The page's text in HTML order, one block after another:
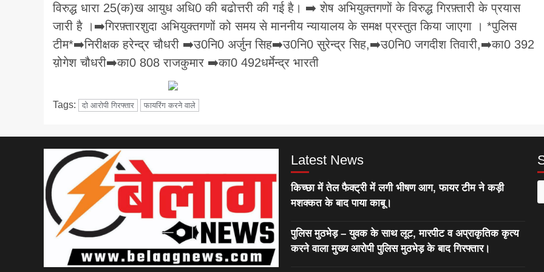
विरुद्ध धारा 25(क)ख आयुध अधि0 की बढोत्तरी की गई है। ➡️ शेष अभियुक्तगणों के विरुद्ध गिरफ़्तारी के प्रयास
जारी है ।➡️गिरफ़्तारशुदा अभियुक्तगणों को समय से माननीय न्यायालय के समक्ष प्रस्तुत किया जाएगा । *पुलिस
टीम*➡️निरीक्षक हरेन्द्र चौधरी ➡️उ0नि0 अर्जुन सिह➡️उ0नि0 सुरेन्द्र सिह,➡️उ0नि0 जगदीश तिवारी,➡️का0 392
य़ोगेश चौधरी➡️का0 808 राजकुमार ➡️का0 492धर्मेन्द्र भारती
Tags: दो आरोपी गिरफ्तार फायरिंग करने वाले
Latest News
किच्छा में तेल फैक्ट्री में लगी भीषण आग, फायर टीम ने कड़ी
मशक्कत के बाद पाया काबू।
पुलिस मुठभेड़ – युवक के साथ लूट, मारपीट व अप्राकृतिक कृत्य
करने वाला मुख्य आरोपी पुलिस मुठभेड़ के बाद गिरफ्तार।